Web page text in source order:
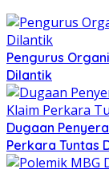
Pengurus
Dilantik
Dugaan
Perkara Tuntas